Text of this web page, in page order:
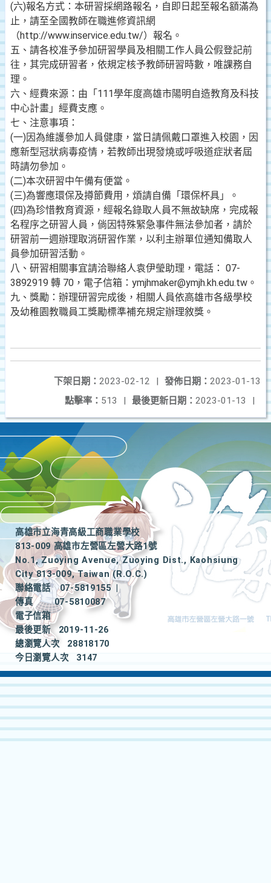
(六)報名方式：本研習採網路報名，自即日起至報名額滿為
止，請至全國教師在職進修資訊網
（http://www.inservice.edu.tw/）報名。
五、請各校准予參加研習學員及相關工作人員公假登記前
往，其完成研習者，依規定核予教師研習時數，唯課務自
理。
六、經費來源：由「111學年度高雄市陽明自造教育及科技
中心計畫」經費支應。
七、注意事項：
(一)因為維護參加人員健康，當日請佩戴口罩進入校園，因
應新型冠狀病毒疫情，若教師出現發燒或呼吸道症狀者屆
時請勿參加。
(二)本次研習中午備有便當。
(三)為響應環保及撙節費用，煩請自備「環保杯具」。
(四)為珍惜教育資源，經報名錄取人員不無故缺席，完成報
名程序之研習人員，倘因特殊緊急事件無法參加者，請於
研習前一週辦理取消研習作業，以利主辦單位通知備取人
員參加研習活動。
八、研習相關事宜請洽聯絡人袁伊瑩助理，電話： 07-
3892919 轉 70，電子信箱：ymjhmaker@ymjh.kh.edu.tw。
九、獎勵：辦理研習完成後，相關人員依高雄市各級學校
及幼稚園教職員工獎勵標準補充規定辦理敘獎。
發佈日期： 2023-01-13
下架日期： 2023-02-12
|
最後更新日期： 2023-01-13 |
點擊率： 513 |
高雄市立海青高級工商職業學校
813-009 高雄市左營區左營大路1號
No.1, Zuoying Avenue, Zuoying Dist., Kaohsiung
City 813-009, Taiwan (R.O.C.)
聯絡電話
07-5819155
|
傳真
07-5810087
電子信箱
最後更新
2019-11-26
總瀏覽人次
28818170
今日瀏覽人次
3147